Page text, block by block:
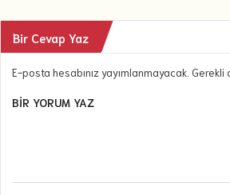
Bir Cevap Yaz
E-posta hesabınız yayımlanmayacak.
BIR YORUM YAZ